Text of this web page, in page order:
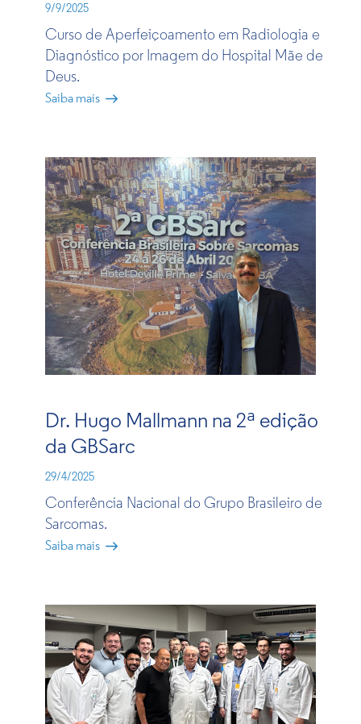
9/9/2025
Curso de Aperfeiçoamento em Radiologia e
Diagnóstico por Imagem do Hospital Mãe de
Deus​.​​
Saiba mais
Dr. Hugo Mallmann na 2ª edição
da GBSarc
29/4/2025
Conferência Nacional do Grupo Brasileiro de
Sarcomas.
Saiba mais